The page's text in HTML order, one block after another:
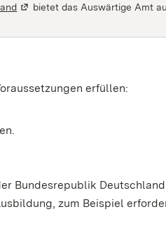
(Wird in einem neuen Fenster
bietet das Auswärtige Amt
erfüllen:
Bundesrepublik
zum Beispiel